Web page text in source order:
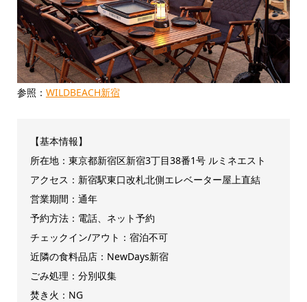
参照： WILDBEACH新宿
【基本情報】
所在地：東京都新宿区新宿3丁目38番1号 ルミネエスト
アクセス：新宿駅東口改札北側エレベーター屋上直結
営業期間：通年
予約方法：電話、ネット予約
チェックイン/アウト：宿泊不可
近隣の食料品店：NewDays新宿
ごみ処理：分別収集
焚き火：NG